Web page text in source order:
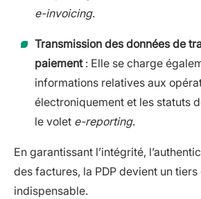
e-invoicing.
Transmission des données de
paiement: Elle se charge
informations relatives aux
électroniquement et les statuts
le volet e-reporting.
En garantissant l’intégrité,
des factures, la PDP devient un
indispensable.